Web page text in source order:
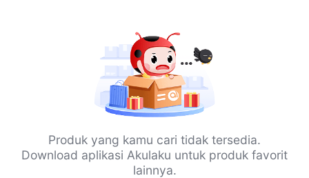
Produk yang kamu cari tidak tersedia.
Download aplikasi Akulaku untuk produk favorit
lainnya.